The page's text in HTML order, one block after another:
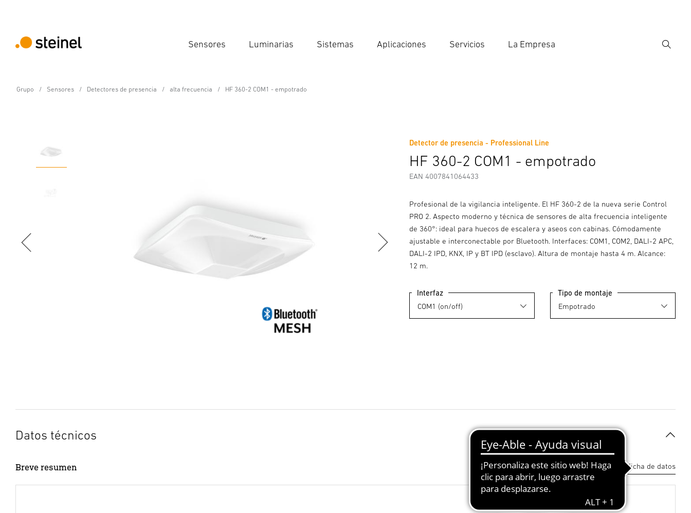
Sensores Luminarias Sistemas Aplicaciones Servicios La Empresa
Grupo Sensores Detectores de presencia alta frecuencia HF 360-2 COM1 - empotrado
Detector de presencia - Professional Line
HF 360-2 COM1 - empotrado
EAN 4007841064433
Profesional de la vigilancia inteligente. El HF 360-2 de la nueva serie Control
PRO 2. Aspecto moderno y técnica de sensores de alta frecuencia inteligente
de 360°: ideal para huecos de escalera y aseos con cabinas. Cómodamente
ajustable e interconectable por Bluetooth. Interfaces: COM1, COM2, DALI-2 APC,
DALI-2 IPD, KNX, IP y BT IPD (esclavo). Altura de montaje hasta 4 m. Alcance:
12 m.
Interfaz Tipo de montaje
Datos técnicos Información del fabricante
Datos técnicos
Breve resumen Descargar ficha de datos